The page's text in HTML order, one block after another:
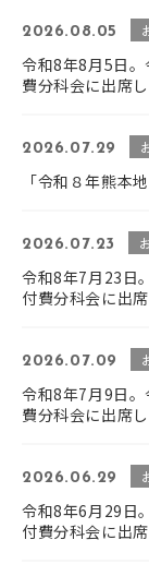
2026.08.05
令和8年8月5日
費分科会に出席
2026.07.29
「令和８年熊本
2026.07.23
令和8年7月23日
付費分科会に出
2026.07.09
令和8年7月9日
費分科会に出席
2026.06.29
令和8年6月29日
付費分科会に出